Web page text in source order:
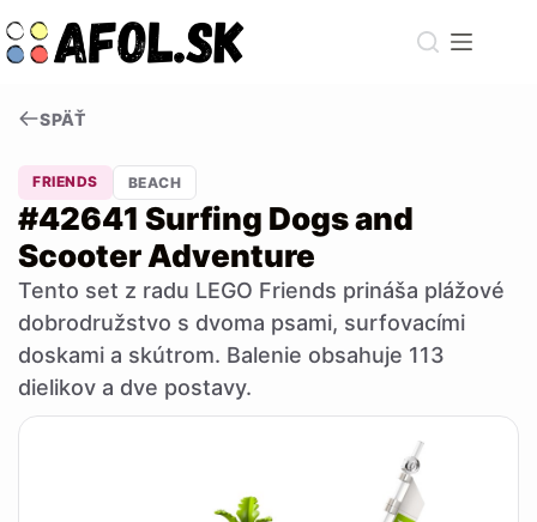
to
content
SPÄŤ
FRIENDS BEACH
#42641 Surfing Dogs and
Scooter Adventure
Tento set z radu LEGO Friends prináša plážové
dobrodružstvo s dvoma psami, surfovacími
doskami a skútrom. Balenie obsahuje 113
dielikov a dve postavy.